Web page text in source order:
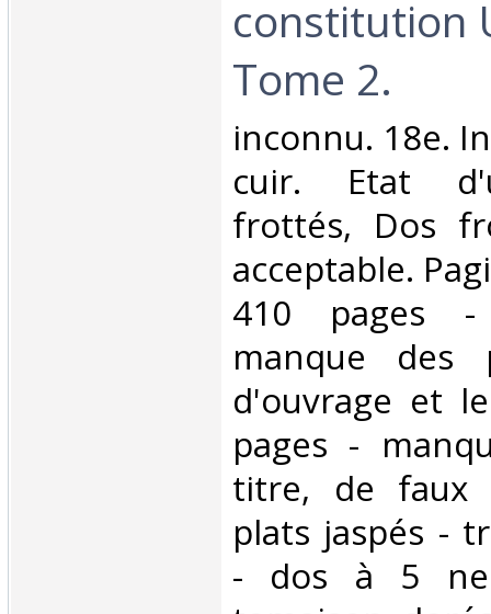
constitution
Tome 2.‎
‎inconnu. 18e.
cuir. Etat
frottés, Dos
acceptable.
410 pages
manque des
d'ouvrage et
pages -
titre, de
plats jaspés -
- dos à 5